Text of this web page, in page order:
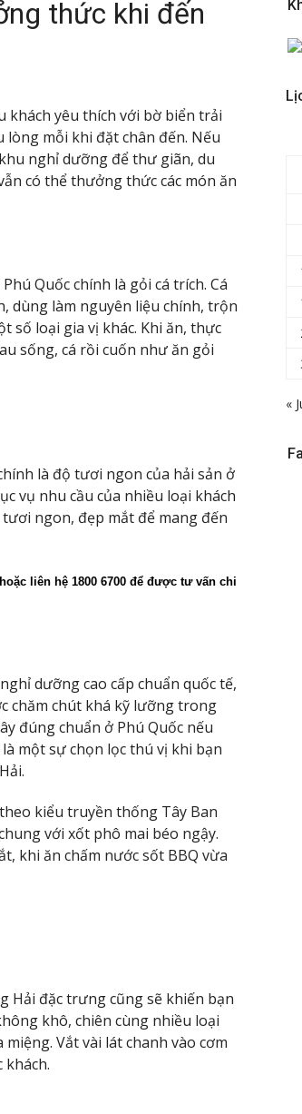
thức khi đến
khách yêu thích với bờ biển trải
lòng mỗi khi đặt chân đến. Nếu
nghỉ dưỡng để thư giãn, du
có thể thưởng thức các món ăn
Quốc chính là gỏi cá trích. Cá
dùng làm nguyên liệu chính, trộn
số loại gia vị khác. Khi ăn, thực
sống, cá rồi cuốn như ăn gỏi
là độ tươi ngon của hải sản ở
vụ nhu cầu của nhiều loại khách
ngon, đẹp mắt để mang đến
liên hệ 1800 6700 để được tư vấn chi
dưỡng cao cấp chuẩn quốc tế,
chăm chút khá kỹ lưỡng trong
đúng chuẩn ở Phú Quốc nếu
một sự chọn lọc thú vị khi bạn
kiểu truyền thống Tây Ban
với xốt phô mai béo ngậy.
khi ăn chấm nước sốt BBQ vừa
Hải đặc trưng cũng sẽ khiến bạn
khô, chiên cùng nhiều loại
Vắt vài lát chanh vào cơm
«